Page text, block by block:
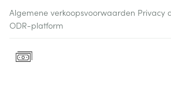
Algemene verkoopsvoorwaarden Privacy
ODR-platform